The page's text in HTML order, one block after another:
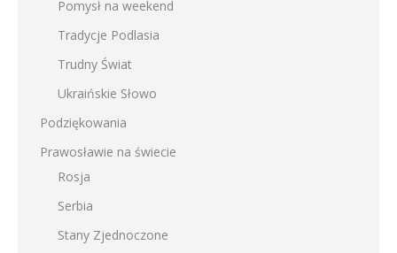
Pomysł na weekend
Tradycje Podlasia
Trudny Świat
Ukraińskie Słowo
Podziękowania
Prawosławie na świecie
Rosja
Serbia
Stany Zjednoczone